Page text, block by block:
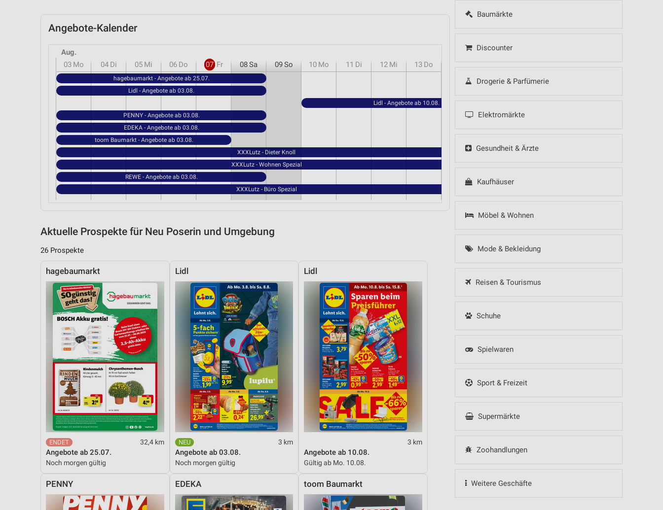
Baumärkte
Discounter
Drogerie & Parfümerie
Elektromärkte
Gesundheit & Ärzte
Kaufhäuser
Möbel & Wohnen
Mode & Bekleidung
Reisen & Tourismus
Schuhe
Spielwaren
Sport & Freizeit
Supermärkte
Zoohandlungen
Weitere Geschäfte
Angebote-Kalender
Aug.
03 Mo 04 Di 05 Mi 06 Do 07 Fr 08Sa 09So 10 Mo 11 Di 12 Mi 13 Do
hagebaumarkt - Angebote ab 25.07.
Lidl - Angebote ab 03.08.
Lidl - Angebote ab 10.08.
PENNY - Angebote ab 03.08.
EDEKA - Angebote ab 03.08.
toom Baumarkt - Angebote ab 03.08.
XXXLutz - Dieter Knoll
XXXLutz - Wohnen Spezial
REWE - Angebote ab 03.08.
XXXLutz - Büro Spezial
Aktuelle Prospekte für Neu Poserin und Umgebung
26 Prospekte
hagebaumarkt
32,4 km
Angebote ab 25.07.
Noch morgen gültig
Lidl
3 km
Angebote ab 03.08.
Noch morgen gültig
Lidl
3 km
Angebote ab 10.08.
Gültig ab Mo. 10.08.
PENNY EDEKA toom Baumarkt